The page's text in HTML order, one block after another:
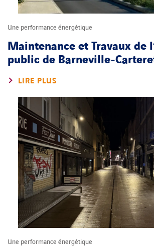
Une performance énergétique
Maintenance et Travaux de
public de Barneville-
LIRE PLUS
Une performance énergétique